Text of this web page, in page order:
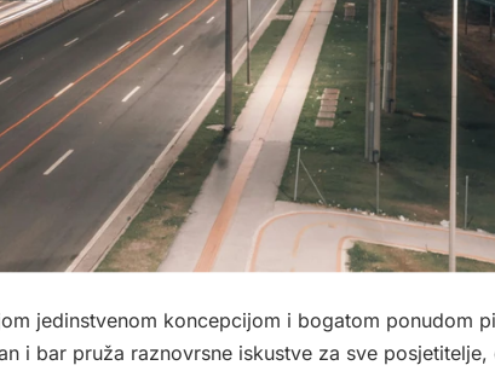
jedinstvenom koncepcijom i bogatom ponudom
i bar pruža raznovrsne iskustve za sve posjetitelje,